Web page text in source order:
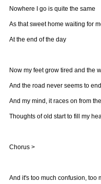
Nowhere I go is quite the same
As that sweet home waiting for
At the end of the day
Now my feet grow tired and the
And the road never seems to end
And my mind, it races on from
Thoughts of old start to fill my
Chorus >
And it's too much confusion, too